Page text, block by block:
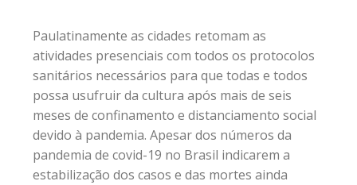
Paulatinamente as cidades retomam as
atividades presenciais com todos os protocolos
sanitários necessários para que todas e todos
possa usufruir da cultura após mais de seis
meses de confinamento e distanciamento social
devido à pandemia. Apesar dos números da
pandemia de covid-19 no Brasil indicarem a
estabilização dos casos e das mortes ainda